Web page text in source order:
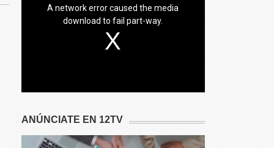
A network error caused the media
download to fail part-way.
ANÚNCIATE EN 12TV